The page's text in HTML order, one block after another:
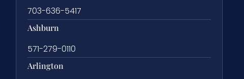
703-636-5417
Ashburn
571-279-0110
Arlington